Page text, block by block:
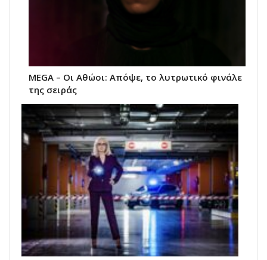
MEGA – Οι Αθώοι: Απόψε, το λυτρωτικό φινάλε
της σειράς